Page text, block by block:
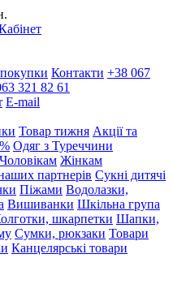
Контакти +38 067
321 82 61
E-mail
Товар тижня Акції та
Одяг з Туреччини
Чоловікам Жінкам
партнерів Сукні дитячі
Піжами Водолазки,
Вишиванки Шкільна група
шкарпетки Шапки,
Сумки, рюкзаки Товари
Канцелярські товари